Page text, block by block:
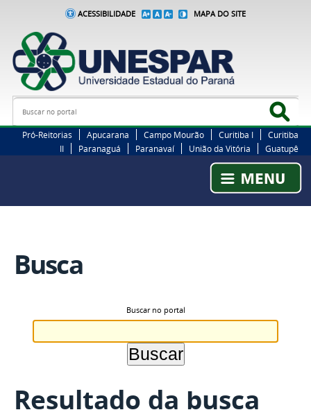
ACESSIBILIDADE MAPA DO SITE
Busca
Pró-Reitorias Apucarana Campo Mourão Curitiba I
Curitiba
II
Paranaguá Paranavaí União da Vitória Guatupê
Busca
Buscar no portal
Resultado da busca